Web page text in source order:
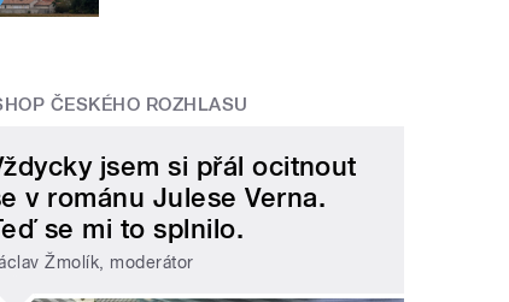
ČESKÉHO ROZHLASU
jsem si přál ocitnout
v románu Julese Verna.
se mi to splnilo.
Žmolík, moderátor